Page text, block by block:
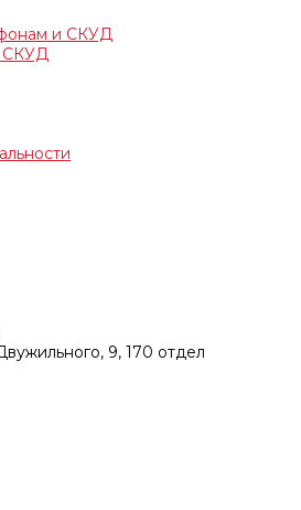
и СКУД
СКУД
9, 170 отдел